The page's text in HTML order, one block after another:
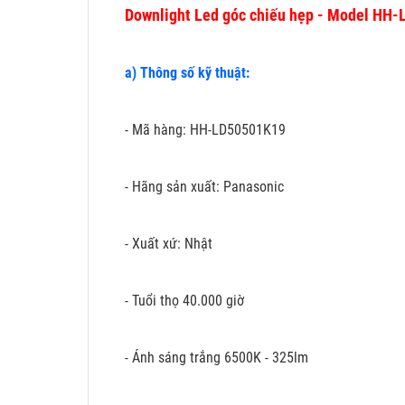
Downlight Led góc chiếu hẹp - Model HH-
a) Thông số kỹ thuật:
- Mã hàng: HH-LD50501K19
- Hãng sản xuất: Panasonic
- Xuất xứ: Nhật
- Tuổi thọ 40.000 giờ
- Ánh sáng trắng 6500K - 325lm